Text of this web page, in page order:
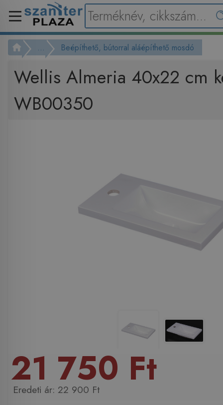
... Beépíthető, bútorral aláépíthető mosdó
Wellis Almeria 40x22 cm
WB00350
21 750 Ft
22 900 Ft